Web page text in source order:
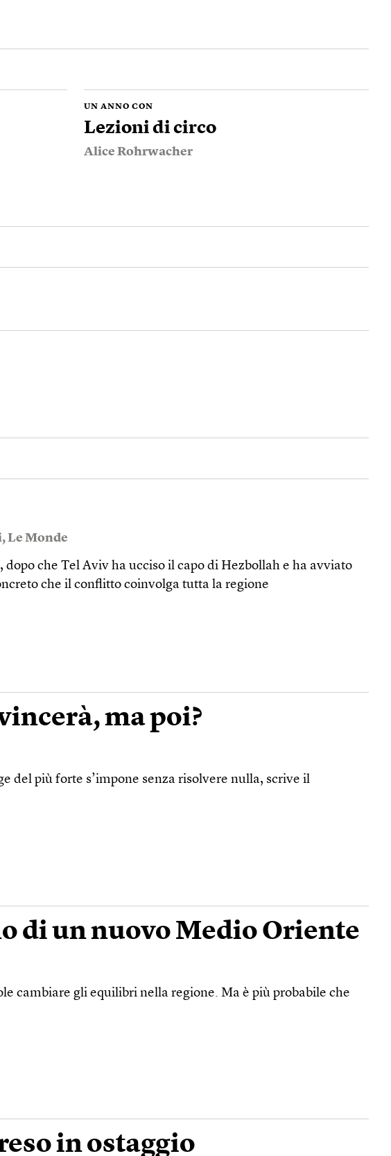
UN ANNO CON
Lezioni di circo
Alice Rohrwacher
,Le Monde
che Tel Aviv ha ucciso il capo di Hezbollah e ha avviato
che il conflitto coinvolga tutta la regione
ma poi?
del più forte s’impone senza risolvere nulla, scrive il
di un nuovo Medio Oriente
cambiare gli equilibri nella regione. Ma è più probabile che
in ostaggio